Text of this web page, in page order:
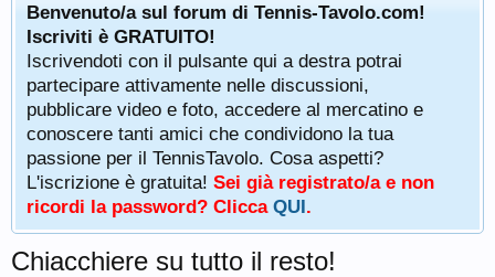
Benvenuto/a sul forum di Tennis-Tavolo.com!
Iscriviti è GRATUITO!
Iscrivendoti con il pulsante qui a destra potrai
partecipare attivamente nelle discussioni,
pubblicare video e foto, accedere al mercatino e
conoscere tanti amici che condividono la tua
passione per il TennisTavolo. Cosa aspetti?
L'iscrizione è gratuita! Sei già registrato/a e non
ricordi la password? Clicca QUI.
Chiacchiere su tutto il resto!